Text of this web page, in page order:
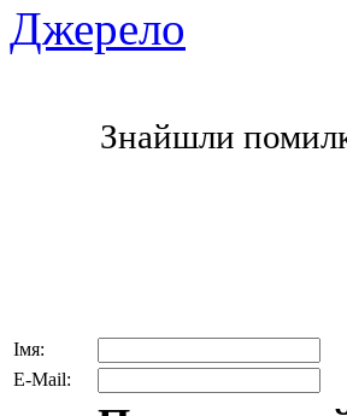
Джерело
Знайшли
Імя:
E-Mail: